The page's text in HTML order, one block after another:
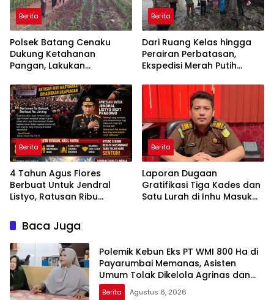
Berita
Polsek Batang Cenaku
Dukung Ketahanan
Pangan, Lakukan
Penyiraman Tanaman
Jagung Pipil di Desa Aur
Cina
Berita
Dari Ruang Kelas hingga
Perairan Perbatasan,
Ekspedisi Merah Putih
Kebangsaan di Dumai
Berita
4 Tahun Agus Flores
Berbuat Untuk Jendral
Listyo, Ratusan Ribu
Dilapangan
Berita
Laporan Dugaan
Gratifikasi Tiga Kades dan
Satu Lurah di Inhu Masuk
Baca Juga
Polemik Kebun Eks PT WMI 800 Ha di
Payarumbai Memanas, Asisten
Umum Tolak Dikelola Agrinas dan
Tantang Presiden Prabowo
Berita Agustus 6, 2026